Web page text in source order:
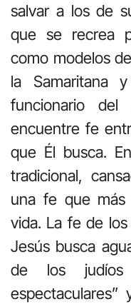
salvar a los de
que se recrea
como modelos
la Samaritana
funcionario
encuentre fe
que Él busca.
tradicional,
una fe que
vida. La fe de
Jesús busca
de los